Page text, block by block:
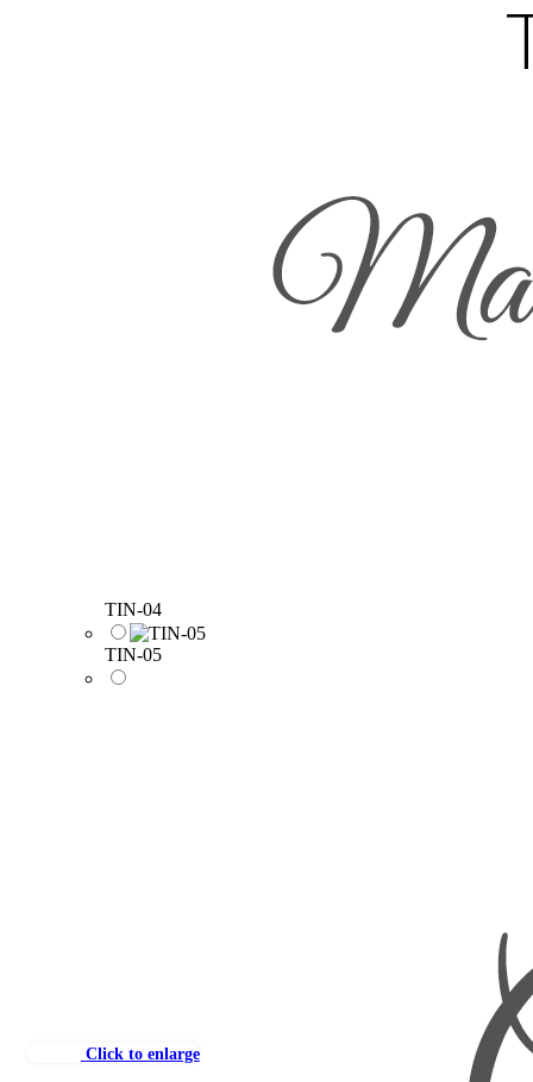
Click to enlarge
TIN-04
TIN-05